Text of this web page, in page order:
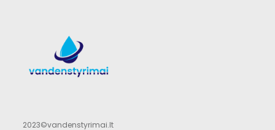
2023©vandenstyrimai.lt